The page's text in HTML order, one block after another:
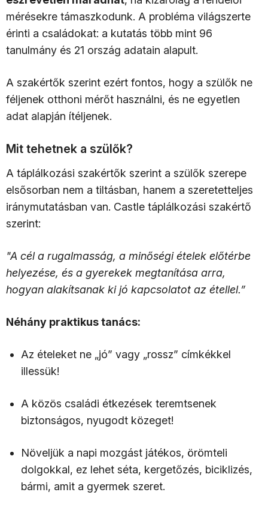
mérésekre támaszkodunk. A probléma világszerte
érinti a családokat: a kutatás több mint 96
tanulmány és 21 ország adatain alapult.
A szakértők szerint ezért fontos, hogy a szülők ne
féljenek otthoni mérőt használni, és ne egyetlen
adat alapján ítéljenek.
Mit tehetnek a szülők?
A táplálkozási szakértők szerint a szülők szerepe
elsősorban nem a tiltásban, hanem a szeretetteljes
iránymutatásban van. Castle táplálkozási szakértő
szerint:
"A cél a rugalmasság, a minőségi ételek előtérbe
helyezése, és a gyerekek megtanítása arra,
hogyan alakítsanak ki jó kapcsolatot az étellel.”
Néhány praktikus tanács:
Az ételeket ne „jó” vagy „rossz” címkékkel
illessük!
A közös családi étkezések teremtsenek
biztonságos, nyugodt közeget!
Növeljük a napi mozgást játékos, örömteli
dolgokkal, ez lehet séta, kergetőzés, biciklizés,
bármi, amit a gyermek szeret.